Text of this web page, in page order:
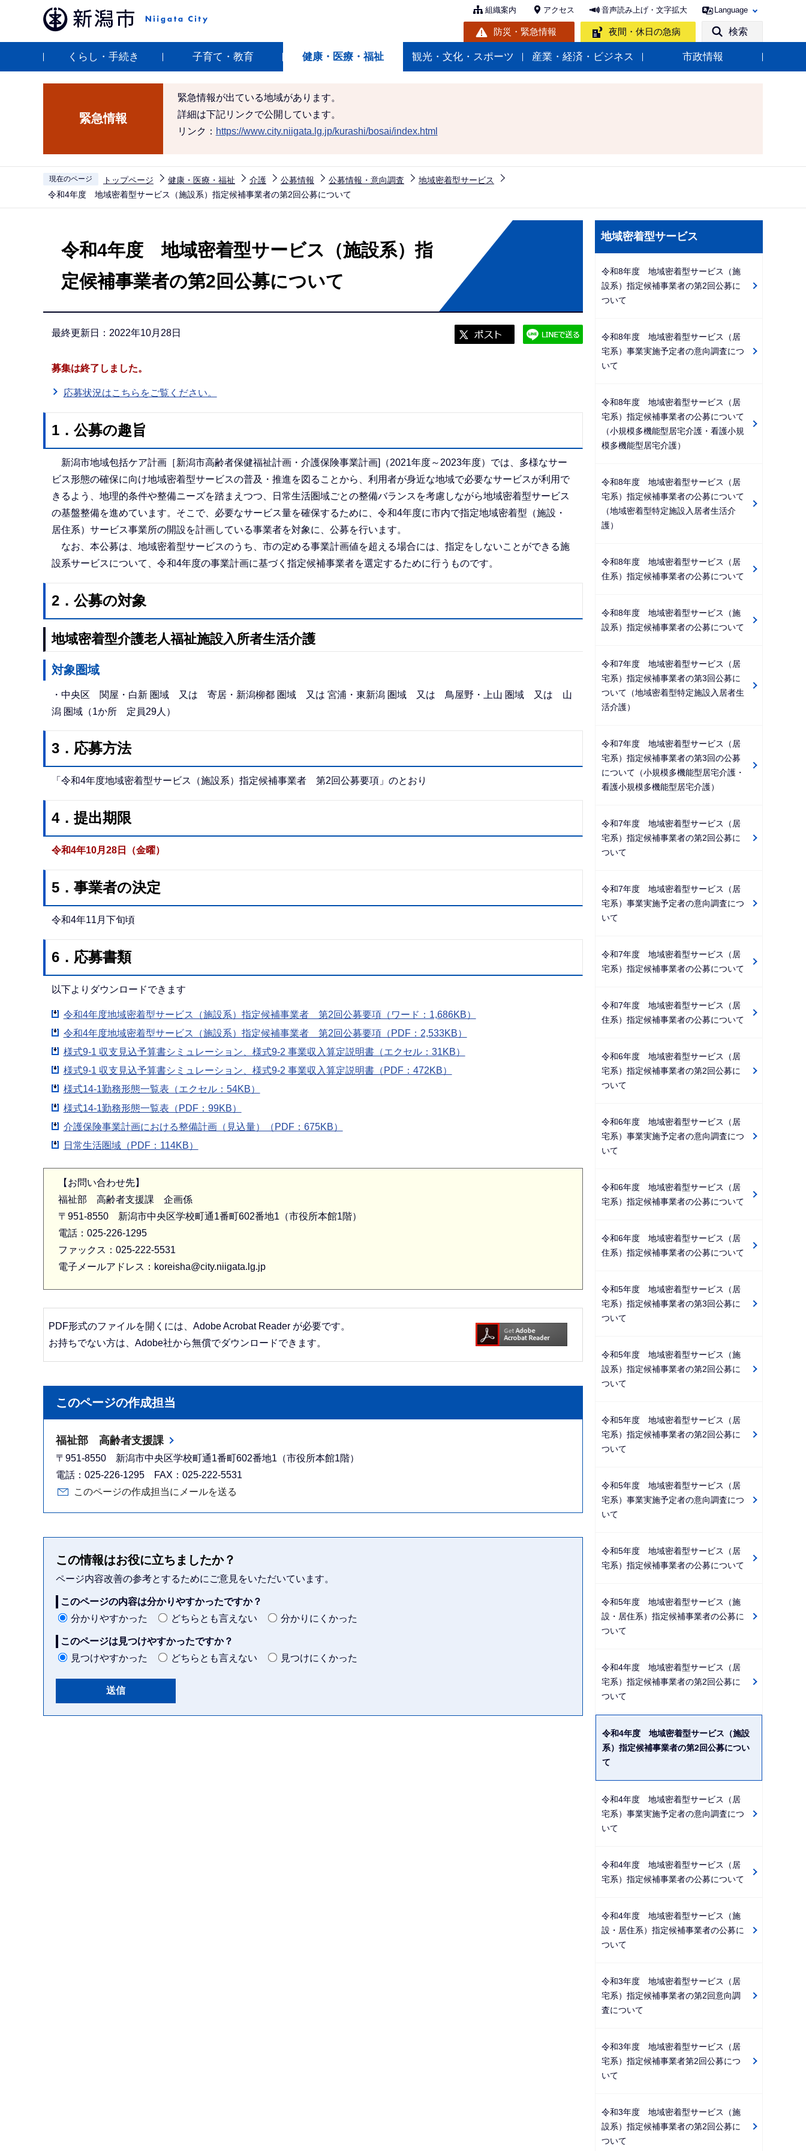
ペ
組織案内 アクセス 音声読み上げ・文字拡大 Language
防災・緊急情報 夜間・休日の急病 検索
くらし・手続き 子育て・教育 健康・医療・福祉 観光・文化・スポーツ 産業・経済・ビジネス 市政情報
緊急情報
緊急情報が出ている地域があります。
詳細は下記リンクで公開しています。
リンク： https://www.city.niigata.lg.jp/kurashi/bosai/index.html
現在のページ トップページ 健康・医療・福祉 介護 公募情報 公募情報・意向調査
地域密着型サービス
令和4年度 地域密着型サービス（施設系）指定候補事業者の第2回公募について
令和4年度 地域密着型サービス（施設系）指
定候補事業者の第2回公募について
最終更新日：2022年10月28日
募集は終了しました。
応募状況はこちらをご覧ください。
1．公募の趣旨
新潟市地域包括ケア計画［新潟市高齢者保健福祉計画・介護保険事業計画]（2021年度～2023年度）では、多様なサー
ビス形態の確保に向け地域密着型サービスの普及・推進を図ることから、利用者が身近な地域で必要なサービスが利用で
きるよう、地理的条件や整備ニーズを踏まえつつ、日常生活圏域ごとの整備バランスを考慮しながら地域密着型サービス
の基盤整備を進めています。そこで、必要なサービス量を確保するために、令和4年度に市内で指定地域密着型（施設・
居住系）サービス事業所の開設を計画している事業者を対象に、公募を行います。
なお、本公募は、地域密着型サービスのうち、市の定める事業計画値を超える場合には、指定をしないことができる施
設系サービスについて、令和4年度の事業計画に基づく指定候補事業者を選定するために行うものです。
2．公募の対象
地域密着型介護老人福祉施設入所者生活介護
対象圏域
・中央区 関屋・白新 圏域 又は 寄居・新潟柳都 圏域 又は 宮浦・東新潟 圏域 又は 鳥屋野・上山 圏域 又は 山
潟 圏域（1か所 定員29人）
3．応募方法
「令和4年度地域密着型サービス（施設系）指定候補事業者 第2回公募要項」のとおり
4．提出期限
令和4年10月28日（金曜）
5．事業者の決定
令和4年11月下旬頃
6．応募書類
以下よりダウンロードできます
令和4年度地域密着型サービス（施設系）指定候補事業者 第2回公募要項（ワード：1,686KB）
令和4年度地域密着型サービス（施設系）指定候補事業者 第2回公募要項（PDF：2,533KB）
様式9-1 収支見込予算書シミュレーション、様式9-2 事業収入算定説明書（エクセル：31KB）
様式9-1 収支見込予算書シミュレーション、様式9-2 事業収入算定説明書（PDF：472KB）
様式14-1勤務形態一覧表（エクセル：54KB）
様式14-1勤務形態一覧表（PDF：99KB）
介護保険事業計画における整備計画（見込量）（PDF：675KB）
日常生活圏域（PDF：114KB）
【お問い合わせ先】
福祉部 高齢者支援課 企画係
〒951-8550 新潟市中央区学校町通1番町602番地1（市役所本館1階）
電話：025-226-1295
ファックス：025-222-5531
電子メールアドレス：koreisha@city.niigata.lg.jp
PDF形式のファイルを開くには、Adobe Acrobat Reader が必要です。
お持ちでない方は、Adobe社から無償でダウンロードできます。
このページの作成担当
福祉部 高齢者支援課
〒951-8550 新潟市中央区学校町通1番町602番地1（市役所本館1階）
電話：025-226-1295 FAX：025-222-5531
このページの作成担当にメールを送る
この情報はお役に立ちましたか？
ページ内容改善の参考とするためにご意見をいただいています。
このページの内容は分かりやすかったですか？
分かりやすかった
どちらとも言えない 分かりにくかった
このページは見つけやすかったですか？
見つけやすかった
どちらとも言えない 見つけにくかった
サ
ョ
ン
か
地域密着型サービス
令和8年度 地域密着型サービス（施
設系）指定候補事業者の第2回公募に
ついて
令和8年度 地域密着型サービス（居
宅系）事業実施予定者の意向調査につ
いて
令和8年度 地域密着型サービス（居
宅系）指定候補事業者の公募について
（小規模多機能型居宅介護・看護小規
模多機能型居宅介護）
令和8年度 地域密着型サービス（居
宅系）指定候補事業者の公募について
（地域密着型特定施設入居者生活介
護）
令和8年度 地域密着型サービス（居
住系）指定候補事業者の公募について
令和8年度 地域密着型サービス（施
設系）指定候補事業者の公募について
令和7年度 地域密着型サービス（居
宅系）指定候補事業者の第3回公募に
ついて（地域密着型特定施設入居者生
活介護）
令和7年度 地域密着型サービス（居
宅系）指定候補事業者の第3回の公募
について（小規模多機能型居宅介護・
看護小規模多機能型居宅介護）
令和7年度 地域密着型サービス（居
宅系）指定候補事業者の第2回公募に
ついて
令和7年度 地域密着型サービス（居
宅系）事業実施予定者の意向調査につ
いて
令和7年度 地域密着型サービス（居
宅系）指定候補事業者の公募について
令和7年度 地域密着型サービス（居
住系）指定候補事業者の公募について
令和6年度 地域密着型サービス（居
宅系）指定候補事業者の第2回公募に
ついて
令和6年度 地域密着型サービス（居
宅系）事業実施予定者の意向調査につ
いて
令和6年度 地域密着型サービス（居
宅系）指定候補事業者の公募について
令和6年度 地域密着型サービス（居
住系）指定候補事業者の公募について
令和5年度 地域密着型サービス（居
宅系）指定候補事業者の第3回公募に
ついて
令和5年度 地域密着型サービス（施
設系）指定候補事業者の第2回公募に
ついて
令和5年度 地域密着型サービス（居
宅系）指定候補事業者の第2回公募に
ついて
令和5年度 地域密着型サービス（居
宅系）事業実施予定者の意向調査につ
いて
令和5年度 地域密着型サービス（居
宅系）指定候補事業者の公募について
令和5年度 地域密着型サービス（施
設・居住系）指定候補事業者の公募に
ついて
令和4年度 地域密着型サービス（居
宅系）指定候補事業者の第2回公募に
ついて
令和4年度 地域密着型サービス（施設
系）指定候補事業者の第2回公募につい
て
令和4年度 地域密着型サービス（居
宅系）事業実施予定者の意向調査につ
いて
令和4年度 地域密着型サービス（居
宅系）指定候補事業者の公募について
令和4年度 地域密着型サービス（施
設・居住系）指定候補事業者の公募に
ついて
令和3年度 地域密着型サービス（居
宅系）指定候補事業者の第2回意向調
査について
令和3年度 地域密着型サービス（居
宅系）指定候補事業者第2回公募につ
いて
令和3年度 地域密着型サービス（施
設系）指定候補事業者の第2回公募に
ついて